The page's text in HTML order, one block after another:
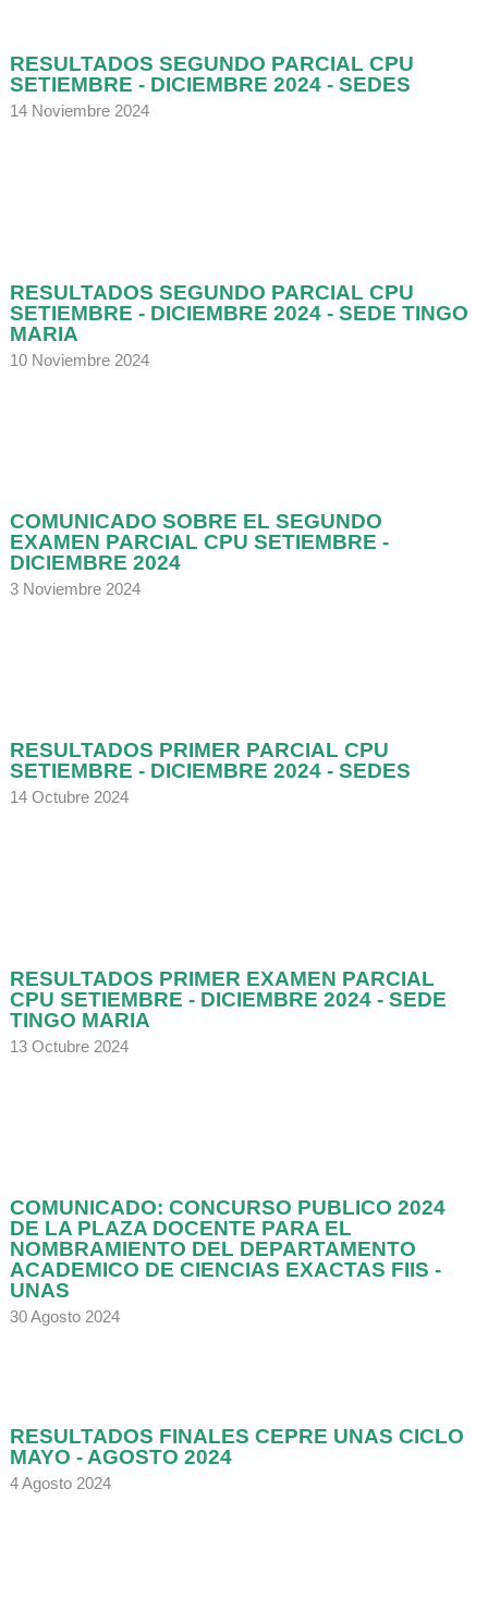
RESULTADOS SEGUNDO PARCIAL CPU
SETIEMBRE - DICIEMBRE 2024 - SEDES
14 Noviembre 2024
RESULTADOS SEGUNDO PARCIAL CPU
SETIEMBRE - DICIEMBRE 2024 - SEDE TINGO
MARIA
10 Noviembre 2024
COMUNICADO SOBRE EL SEGUNDO
EXAMEN PARCIAL CPU SETIEMBRE -
DICIEMBRE 2024
3 Noviembre 2024
RESULTADOS PRIMER PARCIAL CPU
SETIEMBRE - DICIEMBRE 2024 - SEDES
14 Octubre 2024
RESULTADOS PRIMER EXAMEN PARCIAL
CPU SETIEMBRE - DICIEMBRE 2024 - SEDE
TINGO MARIA
13 Octubre 2024
COMUNICADO: CONCURSO PUBLICO 2024
DE LA PLAZA DOCENTE PARA EL
NOMBRAMIENTO DEL DEPARTAMENTO
ACADEMICO DE CIENCIAS EXACTAS FIIS -
UNAS
30 Agosto 2024
RESULTADOS FINALES CEPRE UNAS CICLO
MAYO - AGOSTO 2024
4 Agosto 2024